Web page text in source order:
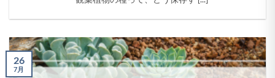
26
7月